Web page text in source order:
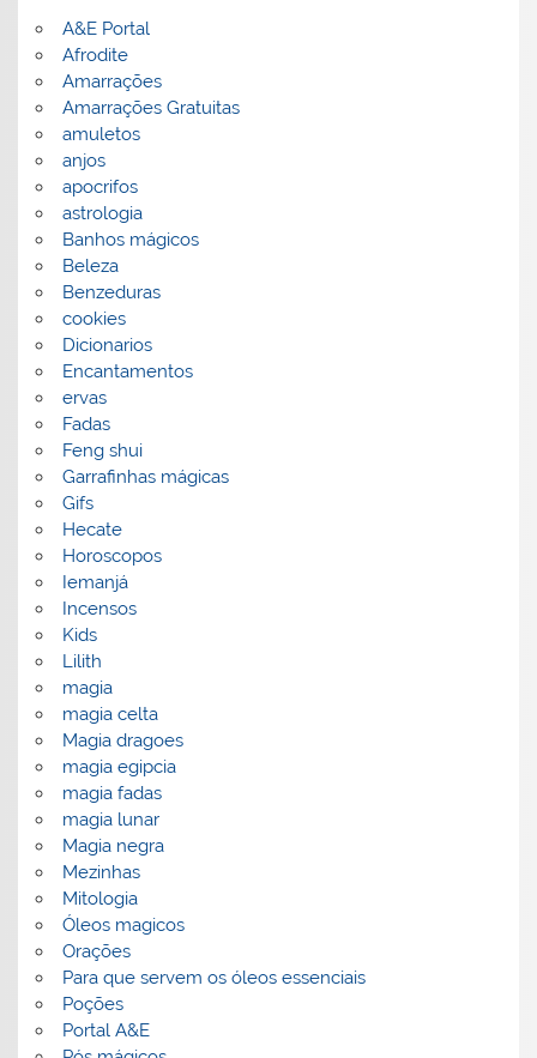
A&E Portal
Afrodite
Amarrações
Amarrações Gratuitas
amuletos
anjos
apocrifos
astrologia
Banhos mágicos
Beleza
Benzeduras
cookies
Dicionarios
Encantamentos
ervas
Fadas
Feng shui
Garrafinhas mágicas
Gifs
Hecate
Horoscopos
Iemanjá
Incensos
Kids
Lilith
magia
magia celta
Magia dragoes
magia egipcia
magia fadas
magia lunar
Magia negra
Mezinhas
Mitologia
Óleos magicos
Orações
Para que servem os óleos essenciais
Poções
Portal A&E